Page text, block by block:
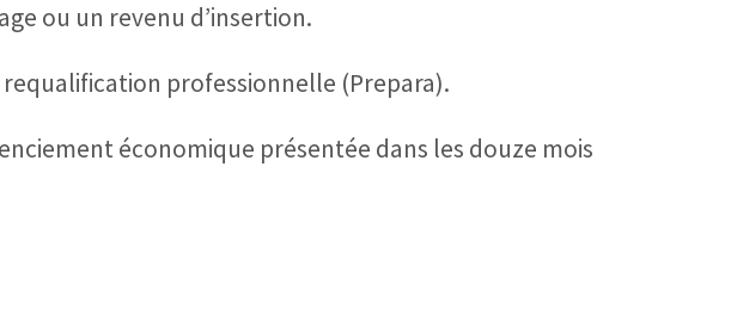
ou un revenu d’insertion.
requalification professionnelle (Prepara).
économique présentée dans les douze mois